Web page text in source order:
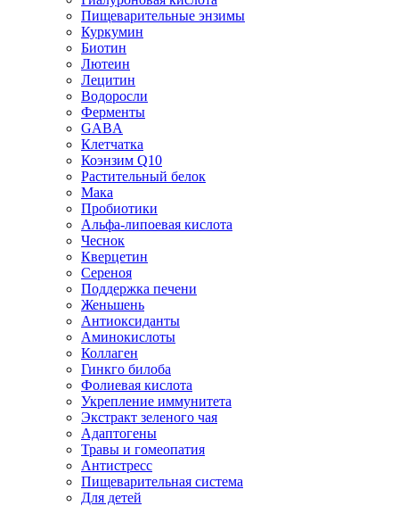
Пищеварительные энзимы
Куркумин
Биотин
Лютеин
Лецитин
Водоросли
Ферменты
GABA
Клетчатка
Коэнзим Q10
Растительный белок
Мака
Пробиотики
Альфа-липоевая кислота
Чеснок
Кверцетин
Сереноя
Поддержка печени
Женьшень
Антиоксиданты
Аминокислоты
Коллаген
Гинкго билоба
Фолиевая кислота
Укрепление иммунитета
Экстракт зеленого чая
Адаптогены
Травы и гомеопатия
Антистресс
Пищеварительная система
Для детей